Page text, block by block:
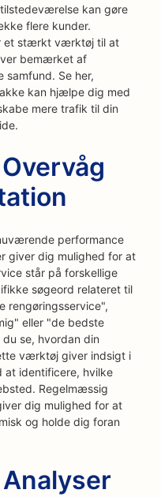
kan gøre
flere kunder.
et stærkt værktøj til at
bemærket af
samfund. Se her,
kan hjælpe dig med
mere trafik til din
performance
giver dig mulighed for at
står på forskellige
søgeord relateret til
rengøringsservice",
eller "de bedste
se, hvordan din
værktøj giver indsigt i
identificere, hvilke
Regelmæssig
dig mulighed for at
og holde dig foran